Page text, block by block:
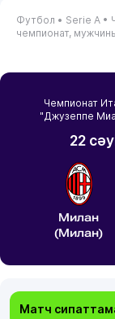
Футбол • Serie A •
чемпионат,
Чемпионат
"Джузеппе
22
Милан
(Милан)
Матч